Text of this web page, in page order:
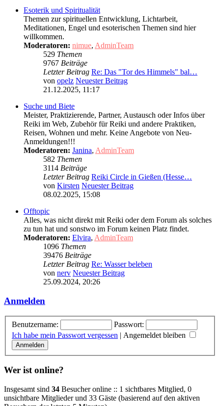
Esoterik und Spiritualität
Themen zur spirituellen Entwicklung, Lichtarbeit,
Meditationen, Engel und esoterischen Themen sind hier
willkommen.
Moderatoren: nimue, AdminTeam
529 Themen
9767 Beiträge
Letzter Beitrag Re: Das "Tor des Himmels" bal…
von opelz Neuester Beitrag
21.12.2025, 11:17
Suche und Biete
Meister, Praktizierende, Partner, Austausch oder Infos über
Reiki im Web, Zubehör für Reiki und andere Praktiken,
Reisen, Wohnen und mehr. Keine Angebote von Neu-
Anmeldungen!!!
Moderatoren: Janina, AdminTeam
582 Themen
3114 Beiträge
Letzter Beitrag Reiki Circle in Gießen (Hesse…
von Kirsten Neuester Beitrag
08.02.2025, 15:08
Offtopic
Alles, was nicht direkt mit Reiki oder dem Forum als solches
zu tun hat und sonstwo im Forum keinen Platz findet.
Moderatoren: Elvira, AdminTeam
1096 Themen
39476 Beiträge
Letzter Beitrag Re: Wasser beleben
von nerv Neuester Beitrag
25.09.2024, 20:26
Anmelden
Benutzername:
Passwort:
Ich habe mein Passwort vergessen | Angemeldet bleiben
Wer ist online?
Insgesamt sind 34 Besucher online :: 1 sichtbares Mitglied, 0
unsichtbare Mitglieder und 33 Gäste (basierend auf den aktiven